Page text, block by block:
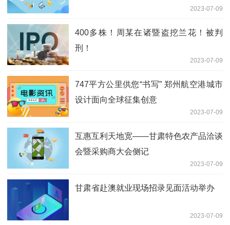
2023-07-09
400多株！周某在诸暨盗挖兰花！被判
刑！
2023-07-09
747平方公里供您“书写” 郑州航空港城市
设计面向全球征集创意
2023-07-09
互惠互利天地宽——甘肃特色农产品洽谈
会暨采购商大会侧记
2023-07-09
甘肃省赴澳就业现场招录见面活动举办
2023-07-09